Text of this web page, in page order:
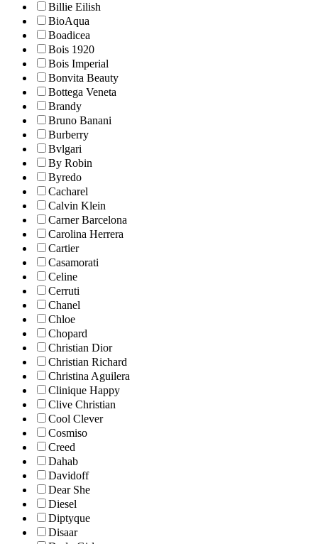
Billie Eilish
BioAqua
Boadicea
Bois 1920
Bois Imperial
Bonvita Beauty
Bottega Veneta
Brandy
Bruno Banani
Burberry
Bvlgari
By Robin
Byredo
Cacharel
Calvin Klein
Carner Barcelona
Carolina Herrera
Cartier
Casamorati
Celine
Cerruti
Chanel
Chloe
Chopard
Christian Dior
Christian Richard
Christina Aguilera
Clinique Happy
Clive Christian
Cool Clever
Cosmiso
Creed
Dahab
Davidoff
Dear She
Diesel
Diptyque
Disaar